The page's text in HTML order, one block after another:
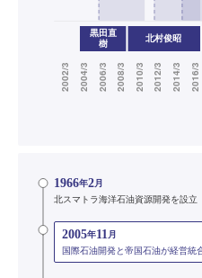
1966年2月
北スマトラ海洋石油資源開発を設立
2005年11月
国際石油開発と帝国石油が経営統